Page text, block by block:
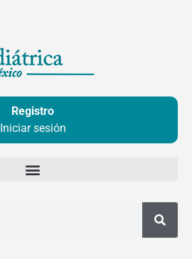
Registro
Iniciar sesión